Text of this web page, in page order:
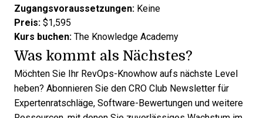
Zugangsvoraussetzungen: Keine
Preis: $1,595
Kurs buchen: The Knowledge Academy
Was kommt als Nächstes?
Möchten Sie Ihr RevOps-Knowhow aufs nächste Level
heben? Abonnieren Sie den CRO Club Newsletter für
Expertenratschläge, Software-Bewertungen und weitere